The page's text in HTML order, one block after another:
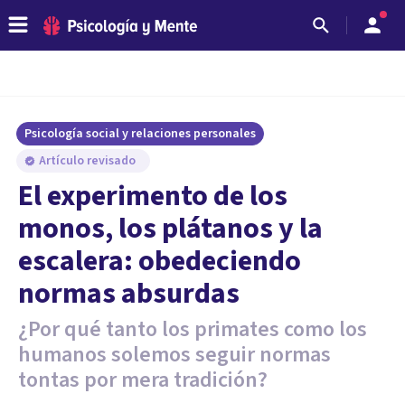
Psicología social y relaciones personales
Artículo revisado
​El experimento de los
monos, los plátanos y la
escalera: obedeciendo
normas absurdas
¿Por qué tanto los primates como los
humanos solemos seguir normas
tontas por mera tradición?